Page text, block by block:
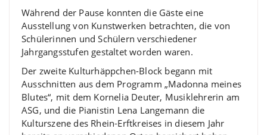
Während der Pause konnten die Gäste eine
Ausstellung von Kunstwerken betrachten, die von
Schülerinnen und Schülern verschiedener
Jahrgangsstufen gestaltet worden waren.
Der zweite Kulturhäppchen-Block begann mit
Ausschnitten aus dem Programm „Madonna meines
Blutes“, mit dem Kornelia Deuter, Musiklehrerin am
ASG, und die Pianistin Lena Langemann die
Kulturszene des Rhein-Erftkreises in diesem Jahr